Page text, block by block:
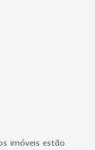
imóveis estão